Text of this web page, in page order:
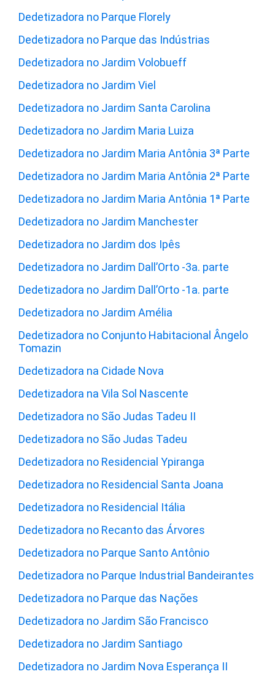
Dedetizadora no Parque Florely
Dedetizadora no Parque das Indústrias
Dedetizadora no Jardim Volobueff
Dedetizadora no Jardim Viel
Dedetizadora no Jardim Santa Carolina
Dedetizadora no Jardim Maria Luiza
Dedetizadora no Jardim Maria Antônia 3ª Parte
Dedetizadora no Jardim Maria Antônia 2ª Parte
Dedetizadora no Jardim Maria Antônia 1ª Parte
Dedetizadora no Jardim Manchester
Dedetizadora no Jardim dos Ipês
Dedetizadora no Jardim Dall’Orto -3a. parte
Dedetizadora no Jardim Dall’Orto -1a. parte
Dedetizadora no Jardim Amélia
Dedetizadora no Conjunto Habitacional Ângelo
Tomazin
Dedetizadora na Cidade Nova
Dedetizadora na Vila Sol Nascente
Dedetizadora no São Judas Tadeu II
Dedetizadora no São Judas Tadeu
Dedetizadora no Residencial Ypiranga
Dedetizadora no Residencial Santa Joana
Dedetizadora no Residencial Itália
Dedetizadora no Recanto das Árvores
Dedetizadora no Parque Santo Antônio
Dedetizadora no Parque Industrial Bandeirantes
Dedetizadora no Parque das Nações
Dedetizadora no Jardim São Francisco
Dedetizadora no Jardim Santiago
Dedetizadora no Jardim Nova Esperança II